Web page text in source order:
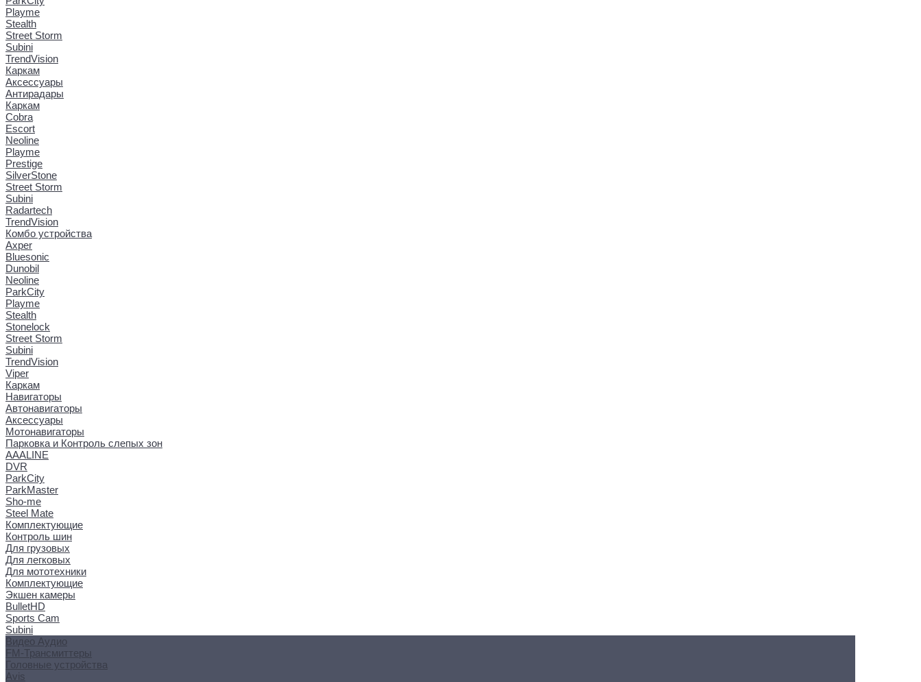
Playme
Stealth
Street Storm
Subini
TrendVision
Каркам
Аксессуары
Антирадары
Каркам
Cobra
Escort
Neoline
Playme
Prestige
SilverStone
Street Storm
Subini
Radartech
TrendVision
Комбо устройства
Axper
Bluesonic
Dunobil
Neoline
ParkCity
Playme
Stealth
Stonelock
Street Storm
Subini
TrendVision
Viper
Каркам
Навигаторы
Автонавигаторы
Аксессуары
Мотонавигаторы
Парковка и Контроль слепых зон
AAALINE
DVR
ParkCity
ParkMaster
Sho-me
Steel Mate
Комплектующие
Контроль шин
Для грузовых
Для легковых
Для мототехники
Комплектующие
Экшен камеры
BulletHD
Sports Cam
Subini
Видео Аудио
FM-Трансмиттеры
Головные устройства
Avis